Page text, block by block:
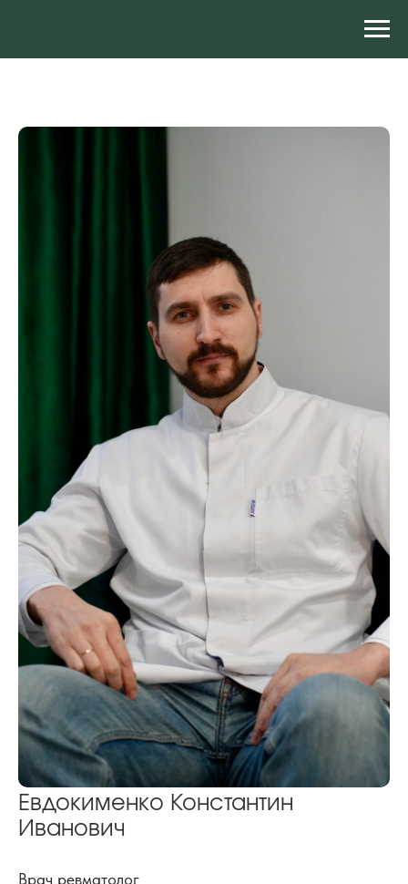
Евдокименко Константин
Иванович
Врач ревматолог